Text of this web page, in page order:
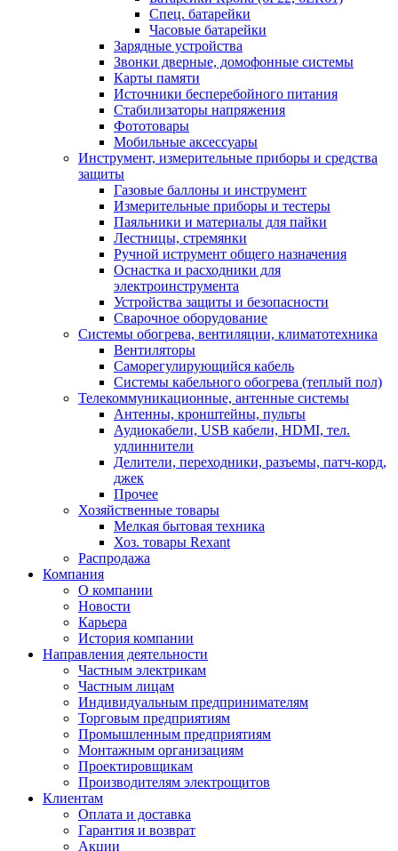
Спец. батарейки
Часовые батарейки
Зарядные устройства
Звонки дверные, домофонные системы
Карты памяти
Источники бесперебойного питания
Стабилизаторы напряжения
Фототовары
Мобильные аксессуары
Инструмент, измерительные приборы и средства
защиты
Газовые баллоны и инструмент
Измерительные приборы и тестеры
Паяльники и материалы для пайки
Лестницы, стремянки
Ручной иструмент общего назначения
Оснастка и расходники для
электроинструмента
Устройства защиты и безопасности
Сварочное оборудование
Системы обогрева, вентиляции, климатотехника
Вентиляторы
Саморегулирующийся кабель
Системы кабельного обогрева (теплый пол)
Телекоммуникационные, антенные системы
Антенны, кронштейны, пульты
Аудиокабели, USB кабели, HDMI, тел.
удлиннители
Делители, переходники, разъемы, патч-корд,
джек
Прочее
Хозяйственные товары
Мелкая бытовая техника
Хоз. товары Rexant
Распродажа
Компания
О компании
Новости
Карьера
История компании
Направления деятельности
Частным электрикам
Частным лицам
Индивидуальным предпринимателям
Торговым предприятиям
Промышленным предприятиям
Монтажным организациям
Проектировщикам
Производителям электрощитов
Клиентам
Оплата и доставка
Гарантия и возврат
Акции